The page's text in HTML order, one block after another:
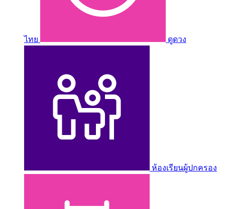
ไทย ดูดวง
ห้องเรียนผู้ปกครอง